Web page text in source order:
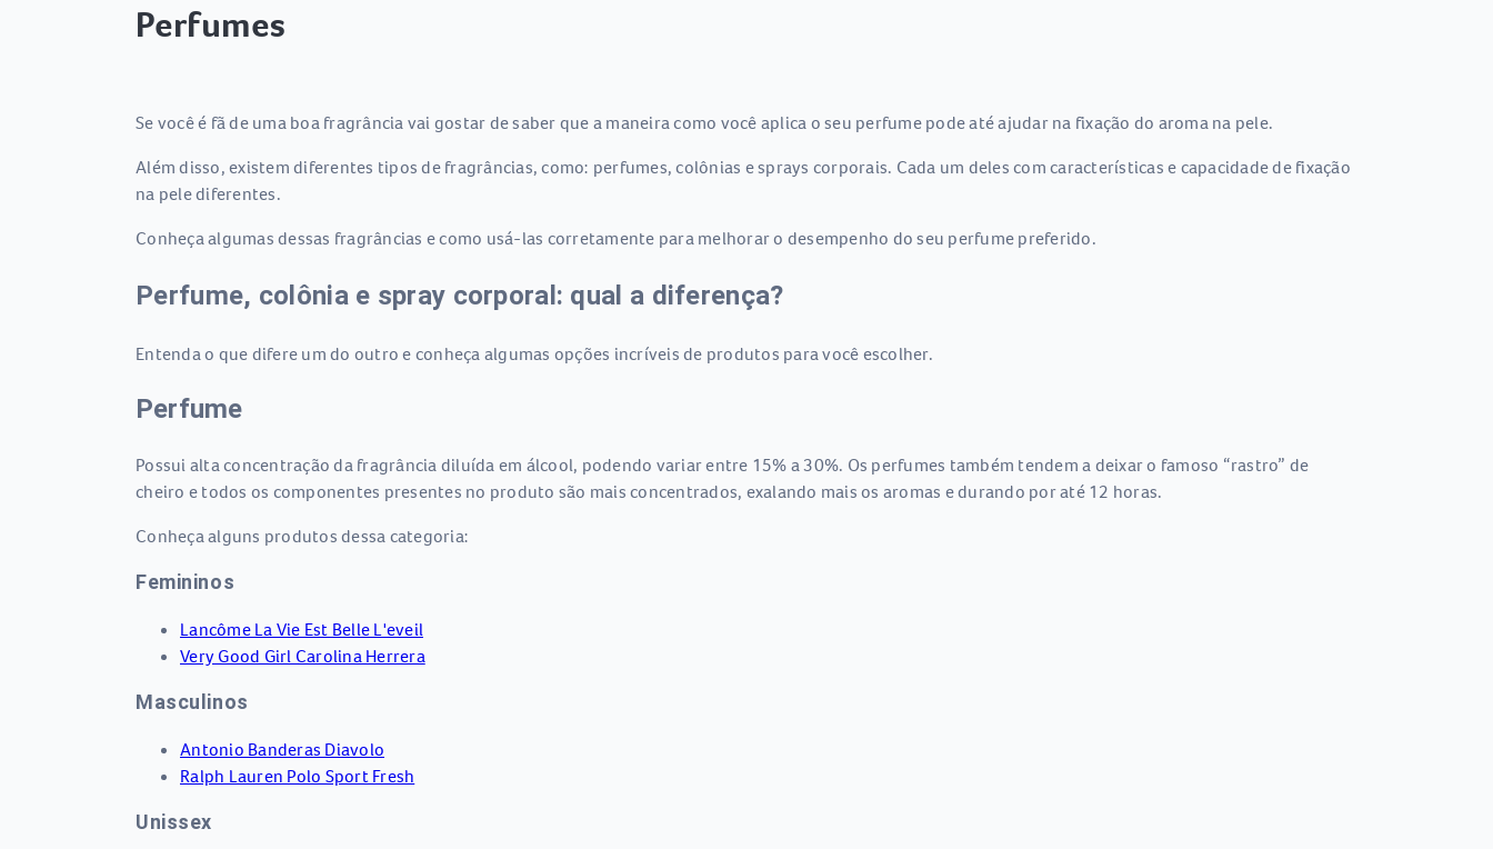
Perfumes
Se você é fã de uma boa fragrância vai gostar de saber que a maneira como você aplica o seu perfume pode até ajudar na fixação do aroma na pele.
Além disso, existem diferentes tipos de fragrâncias, como: perfumes, colônias e sprays corporais. Cada um deles com características e capacidade de fixação
na pele diferentes.
Conheça algumas dessas fragrâncias e como usá-las corretamente para melhorar o desempenho do seu perfume preferido.
Perfume, colônia e spray corporal: qual a diferença?
Entenda o que difere um do outro e conheça algumas opções incríveis de produtos para você escolher.
Perfume
Possui alta concentração da fragrância diluída em álcool, podendo variar entre 15% a 30%. Os perfumes também tendem a deixar o famoso “rastro” de
cheiro e todos os componentes presentes no produto são mais concentrados, exalando mais os aromas e durando por até 12 horas.
Conheça alguns produtos dessa categoria:
Femininos
Lancôme La Vie Est Belle L'eveil
Very Good Girl Carolina Herrera
Masculinos
Antonio Banderas Diavolo
Ralph Lauren Polo Sport Fresh
Unissex